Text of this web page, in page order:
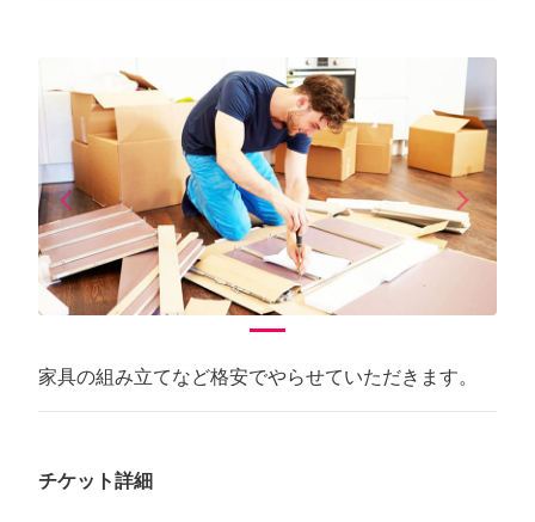
arrow_back_iosPrevious arrow_forward_iosNext
家具の組み立てなど格安でやらせていただきます。
チケット詳細